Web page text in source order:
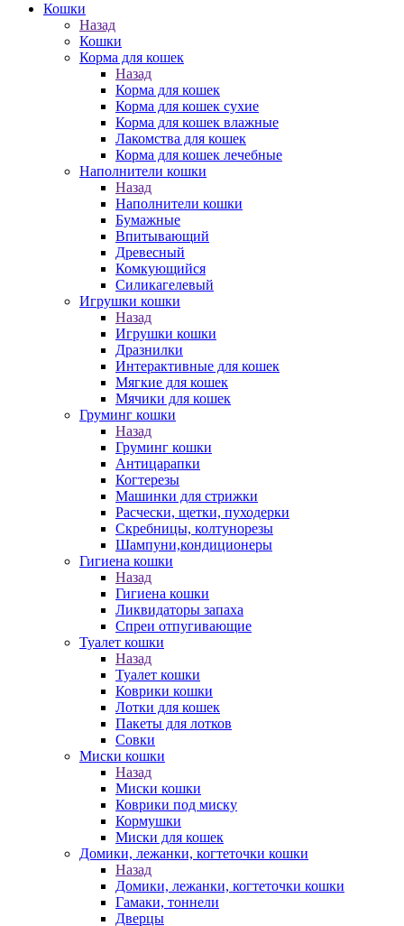
Кошки
Назад
Кошки
Корма для кошек
Назад
Корма для кошек
Корма для кошек сухие
Корма для кошек влажные
Лакомства для кошек
Корма для кошек лечебные
Наполнители кошки
Назад
Наполнители кошки
Бумажные
Впитывающий
Древесный
Комкующийся
Силикагелевый
Игрушки кошки
Назад
Игрушки кошки
Дразнилки
Интерактивные для кошек
Мягкие для кошек
Мячики для кошек
Груминг кошки
Назад
Груминг кошки
Антицарапки
Когтерезы
Машинки для стрижки
Расчески, щетки, пуходерки
Скребницы, колтунорезы
Шампуни,кондиционеры
Гигиена кошки
Назад
Гигиена кошки
Ликвидаторы запаха
Спреи отпугивающие
Туалет кошки
Назад
Туалет кошки
Коврики кошки
Лотки для кошек
Пакеты для лотков
Совки
Миски кошки
Назад
Миски кошки
Коврики под миску
Кормушки
Миски для кошек
Домики, лежанки, когтеточки кошки
Назад
Домики, лежанки, когтеточки кошки
Гамаки, тоннели
Дверцы